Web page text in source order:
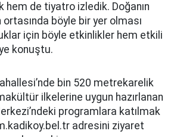
hem de tiyatro izledik. Doğanın
ortasında böyle bir yer olması
için böyle etkinlikler hem etkili
konuştu.
bin 520 metrekarelik
ilkelerine uygun hazırlanan
programlara katılmak
adresini ziyaret